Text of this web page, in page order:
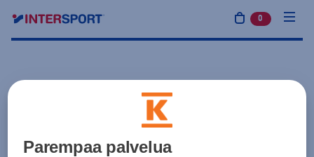
0 tuotetta
Parempaa palvelua